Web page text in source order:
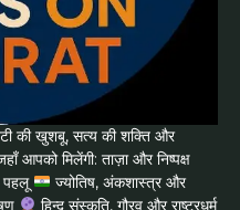
की खुशबू, सत्य की शक्ति और
आपको मिलेंगी: ताज़ा और निष्पक्ष
पहलू
ज्योतिष, अंकशास्त्र और
हिन्दू संस्कृति, गौरव और राष्ट्रधर्म